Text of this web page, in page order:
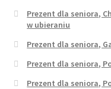
Prezent dla seniora,
w ubieraniu
Prezent dla seniora,
Prezent dla seniora,
Prezent dla seniora,